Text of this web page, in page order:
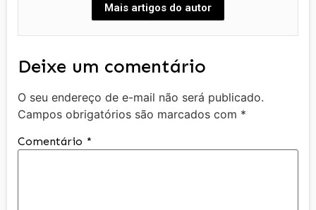
Mais artigos do autor
Deixe um comentário
O seu endereço de e-mail não será publicado.
Campos obrigatórios são marcados com *
Comentário *